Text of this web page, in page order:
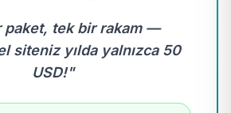
paket, tek bir rakam —
siteniz yılda yalnızca 50
USD!"